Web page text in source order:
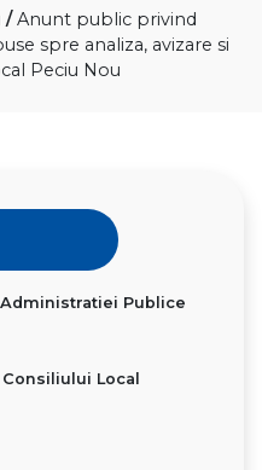
/Anunt public privind
spre analiza, avizare si
Peciu Nou
Publice
Local